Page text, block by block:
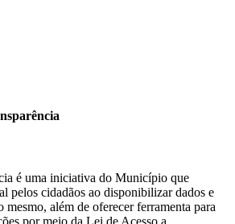
é uma iniciativa do Município que
pelos cidadãos ao disponibilizar dados e
mesmo, além de oferecer ferramenta para